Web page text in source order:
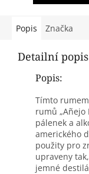
Popis Značka
Detailní
Popis:
Tímto
rumů „Añejo
pálenek a
amerického
použity pro
upraveny
jemné